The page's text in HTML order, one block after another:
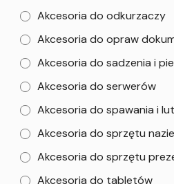
Akcesoria do odkurzaczy
Akcesoria do opraw
Akcesoria do sadzenia i
Akcesoria do serwerów
Akcesoria do spawania i
Akcesoria do sprzętu
Akcesoria do sprzętu
Akcesoria do tabletów